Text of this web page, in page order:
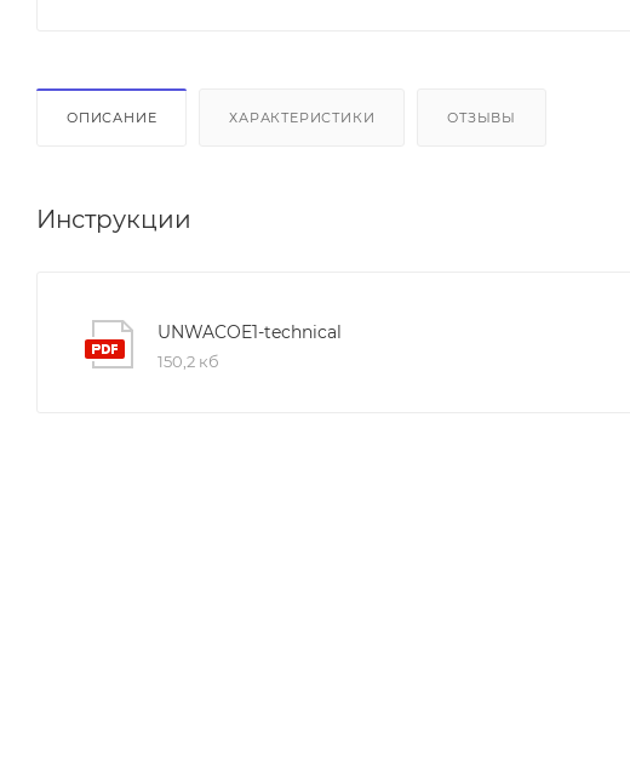
ОПИСАНИЕ ХАРАКТЕРИСТИКИ ОТЗЫВЫ
Инструкции
UNWACOE1-technical
150,2 кб